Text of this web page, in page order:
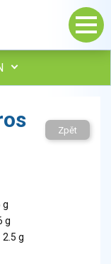
Zpět
g
g
2.5 g